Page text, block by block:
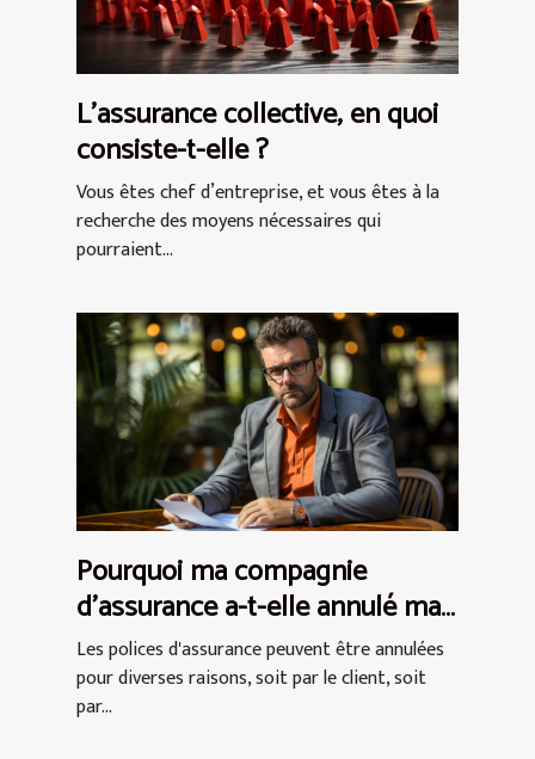
L’assurance collective, en quoi
consiste-t-elle ?
Vous êtes chef d’entreprise, et vous êtes à la
recherche des moyens nécessaires qui
pourraient...
Pourquoi ma compagnie
d'assurance a-t-elle annulé ma
police ?
Les polices d'assurance peuvent être annulées
pour diverses raisons, soit par le client, soit
par...